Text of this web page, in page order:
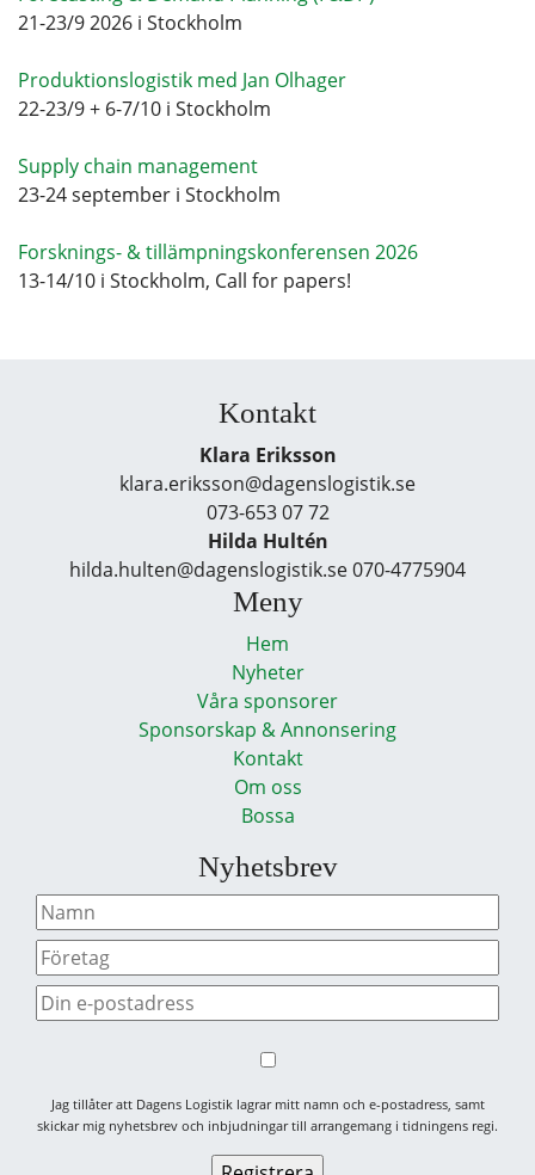
21-23/9 2026 i Stockholm
Produktionslogistik med Jan Olhager
22-23/9 + 6-7/10 i Stockholm
Supply chain management
23-24 september i Stockholm
Forsknings- & tillämpningskonferensen 2026
13-14/10 i Stockholm, Call for papers!
Kontakt
Klara Eriksson
klara.eriksson@dagenslogistik.se
073-653 07 72
Hilda Hultén
hilda.hulten@dagenslogistik.se 070-4775904
Meny
Hem
Nyheter
Våra sponsorer
Sponsorskap & Annonsering
Kontakt
Om oss
Bossa
Nyhetsbrev
Jag tillåter att Dagens Logistik lagrar mitt namn och e-postadress, samt
skickar mig nyhetsbrev och inbjudningar till arrangemang i tidningens regi.